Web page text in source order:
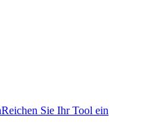
Reichen Sie Ihr Tool ein